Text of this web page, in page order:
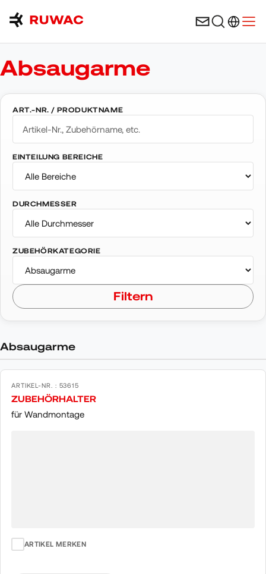
Absaugarme
ART.-NR. / PRODUKTNAME
EINTEILUNG BEREICHE
DURCHMESSER
ZUBEHÖRKATEGORIE
Filtern
Absaugarme
ARTIKEL-NR. : 53615
ZUBEHÖRHALTER
für Wandmontage
ARTIKEL MERKEN